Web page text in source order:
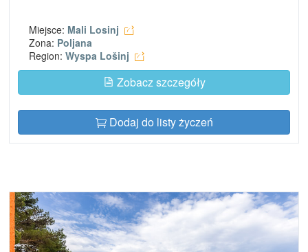
Miejsce: Mali Losinj
Zona: Poljana
Region: Wyspa Lošinj
Zobacz szczegóły
Dodaj do listy życzeń